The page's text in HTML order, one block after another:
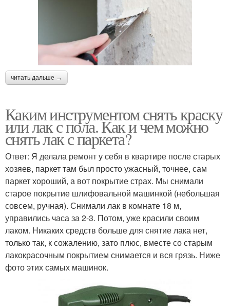
читать дальше →
Каким инструментом снять краску
или лак с пола. Как и чем можно
снять лак с паркета?
Ответ: Я делала ремонт у себя в квартире после старых
хозяев, паркет там был просто ужасный, точнее, сам
паркет хороший, а вот покрытие страх. Мы снимали
старое покрытие шлифовальной машинкой (небольшая
совсем, ручная). Снимали лак в комнате 18 м,
управились часа за 2-3. Потом, уже красили своим
лаком. Никаких средств больше для снятие лака нет,
только так, к сожалению, зато плюс, вместе со старым
лакокрасочным покрытием снимается и вся грязь. Ниже
фото этих самых машинок.